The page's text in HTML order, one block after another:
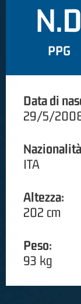
N.D
PPG
Data di
29/5/
ITA
Altezza:
202 cm
Peso:
93 kg